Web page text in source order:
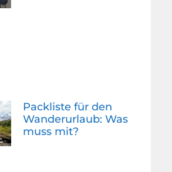
Packliste für den
Wanderurlaub: Was
muss mit?